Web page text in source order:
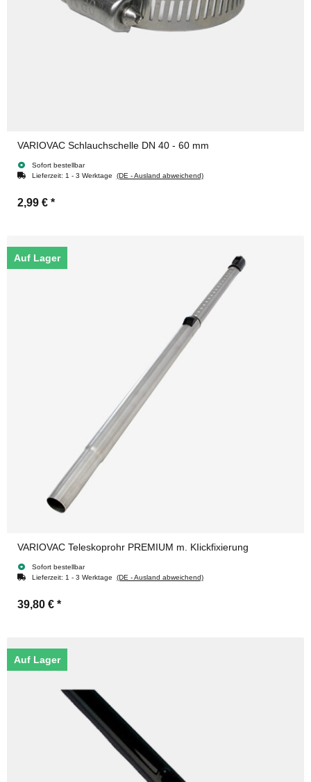
VARIOVAC Schlauchschelle DN 40 - 60 mm
Sofort bestellbar
Lieferzeit: 1 - 3 Werktage (DE - Ausland abweichend)
2,99 € *
Auf Lager
VARIOVAC Teleskoprohr PREMIUM m. KIickfixierung
Sofort bestellbar
Lieferzeit: 1 - 3 Werktage (DE - Ausland abweichend)
39,80 € *
Auf Lager